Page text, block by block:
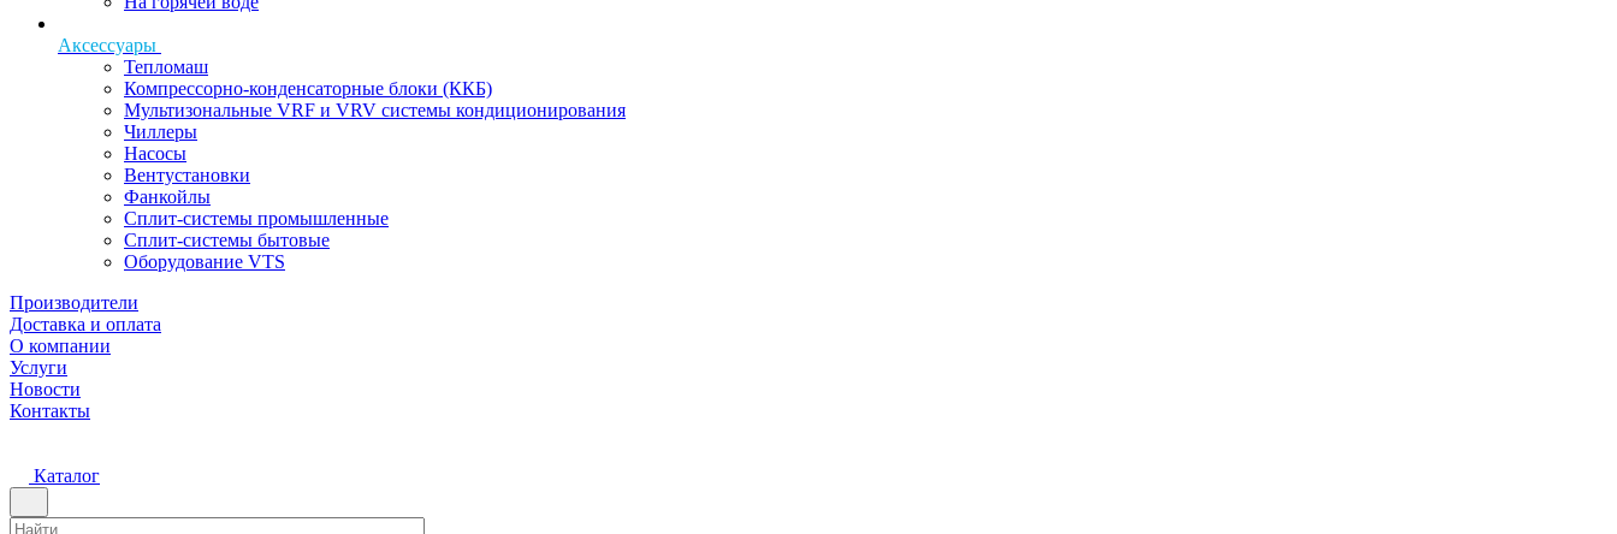
Аксессуары
Тепломаш
Компрессорно-конденсаторные блоки (ККБ)
Мультизональные VRF и VRV системы кондиционирования
Чиллеры
Насосы
Вентустановки
Фанкойлы
Сплит-системы промышленные
Сплит-системы бытовые
Оборудование VTS
Производители
Доставка и оплата
О компании
Услуги
Новости
Контакты
Каталог